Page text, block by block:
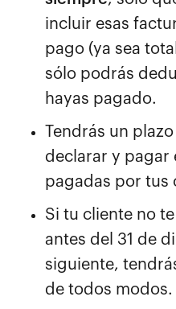
incluir esas
pago (ya sea
sólo podrás
hayas pagado.
Tendrás un
declarar y pagar
pagadas por tus
Si tu cliente no
antes del 31 de
siguiente,
de todos modos.